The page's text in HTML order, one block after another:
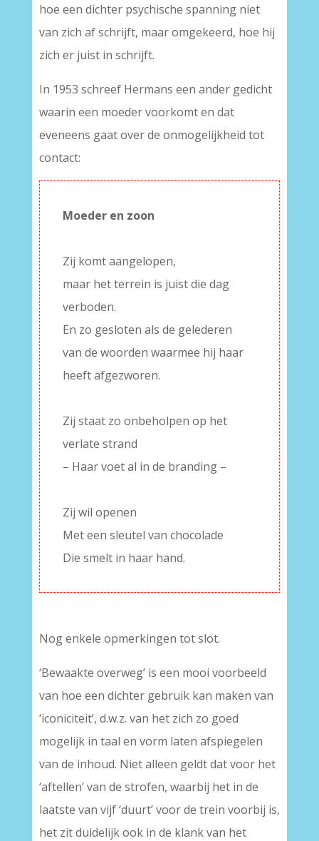
hoe een dichter psychische spanning niet
van zich af schrijft, maar omgekeerd, hoe hij
zich er juist in schrijft.
In 1953 schreef Hermans een ander gedicht
waarin een moeder voorkomt en dat
eveneens gaat over de onmogelijkheid tot
contact:
Moeder en zoon
Zij komt aangelopen,
maar het terrein is juist die dag
verboden.
En zo gesloten als de gelederen
van de woorden waarmee hij haar
heeft afgezworen.
Zij staat zo onbeholpen op het
verlate strand
– Haar voet al in de branding –
Zij wil openen
Met een sleutel van chocolade
Die smelt in haar hand.
Nog enkele opmerkingen tot slot.
‘Bewaakte overweg’ is een mooi voorbeeld
van hoe een dichter gebruik kan maken van
‘iconiciteit’, d.w.z. van het zich zo goed
mogelijk in taal en vorm laten afspiegelen
van de inhoud. Niet alleen geldt dat voor het
‘aftellen’ van de strofen, waarbij het in de
laatste van vijf ‘duurt’ voor de trein voorbij is,
het zit duidelijk ook in de klank van het